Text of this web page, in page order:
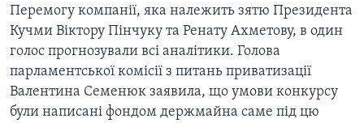
ІСТОРІЇ УСПІХУ УКРАЇНЦІВ
БРИФІНГ ГОЛОСУ АМЕРИКИ
СТУДІЯ ВАШИНГТОН
ВІКНО В АМЕРИКУ
ПРАЙМ-ТАЙМ
Learning English
МИ В СОЦМЕРЕЖАХ
Перемогу компанії, яка належить зятю Президента
Кучми Віктору Пінчуку та Ренату Ахметову, в один
голос прогнозували всі аналітики. Голова
парламентської комісії з питань приватизації
Валентина Семенюк заявила, що умови конкурсу
були написані фондом держмайна саме під цю